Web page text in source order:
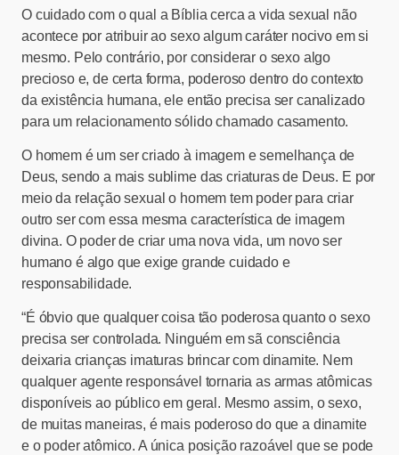
O cuidado com o qual a Bíblia cerca a vida sexual não
acontece por atribuir ao sexo algum caráter nocivo em si
mesmo. Pelo contrário, por considerar o sexo algo
precioso e, de certa forma, poderoso dentro do contexto
da existência humana, ele então precisa ser canalizado
para um relacionamento sólido chamado casamento.
O homem é um ser criado à imagem e semelhança de
Deus, sendo a mais sublime das criaturas de Deus. E por
meio da relação sexual o homem tem poder para criar
outro ser com essa mesma característica de imagem
divina. O poder de criar uma nova vida, um novo ser
humano é algo que exige grande cuidado e
responsabilidade.
“É óbvio que qualquer coisa tão poderosa quanto o sexo
precisa ser controlada. Ninguém em sã consciência
deixaria crianças imaturas brincar com dinamite. Nem
qualquer agente responsável tornaria as armas atômicas
disponíveis ao público em geral. Mesmo assim, o sexo,
de muitas maneiras, é mais poderoso do que a dinamite
e o poder atômico. A única posição razoável que se pode